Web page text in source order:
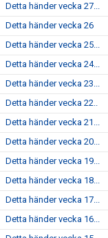
Detta händer vecka 27...
Detta händer vecka 26
Detta händer vecka 25...
Detta händer vecka 24...
Detta händer vecka 23...
Detta händer vecka 22..
Detta händer vecka 21...
Detta händer vecka 20...
Detta händer vecka 19...
Detta händer vecka 18...
Detta händer vecka 17...
Detta händer vecka 16...